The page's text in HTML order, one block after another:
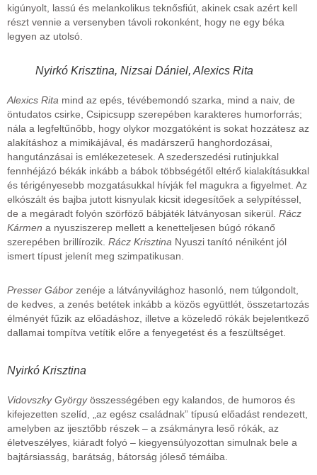
kigúnyolt, lassú és melankolikus teknősfiút, akinek csak azért kell
részt vennie a versenyben távoli rokonként, hogy ne egy béka
legyen az utolsó.
Nyirkó Krisztina, Nizsai Dániel, Alexics Rita
Alexics Rita mind az epés, tévébemondó szarka, mind a naiv, de
öntudatos csirke, Csipicsupp szerepében karakteres humorforrás;
nála a legfeltűnőbb, hogy olykor mozgatóként is sokat hozzátesz az
alakításhoz a mimikájával, és madárszerű hanghordozásai,
hangutánzásai is emlékezetesek. A szederszedési rutinjukkal
fennhéjázó békák inkább a bábok többségétől eltérő kialakításukkal
és térigényesebb mozgatásukkal hívják fel magukra a figyelmet. Az
elkószált és bajba jutott kisnyulak kicsit idegesítőek a selypítéssel,
de a megáradt folyón szörföző bábjáték látványosan sikerül. Rácz
Kármen a nyusziszerep mellett a kenetteljesen búgó rókanő
szerepében brillírozik. Rácz Krisztina Nyuszi tanító néniként jól
ismert típust jelenít meg szimpatikusan.
Presser Gábor zenéje a látványvilághoz hasonló, nem túlgondolt,
de kedves, a zenés betétek inkább a közös együttlét, összetartozás
élményét fűzik az előadáshoz, illetve a közeledő rókák bejelentkező
dallamai tompítva vetítik előre a fenyegetést és a feszültséget.
Nyirkó Krisztina
Vidovszky Györgyösszességében egy kalandos, de humoros és
kifejezetten szelíd, „az egész családnak” típusú előadást rendezett,
amelyben az ijesztőbb részek – a zsákmányra leső rókák, az
életveszélyes, kiáradt folyó – kiegyensúlyozottan simulnak bele a
bajtársiasság, barátság, bátorság jóleső témáiba.